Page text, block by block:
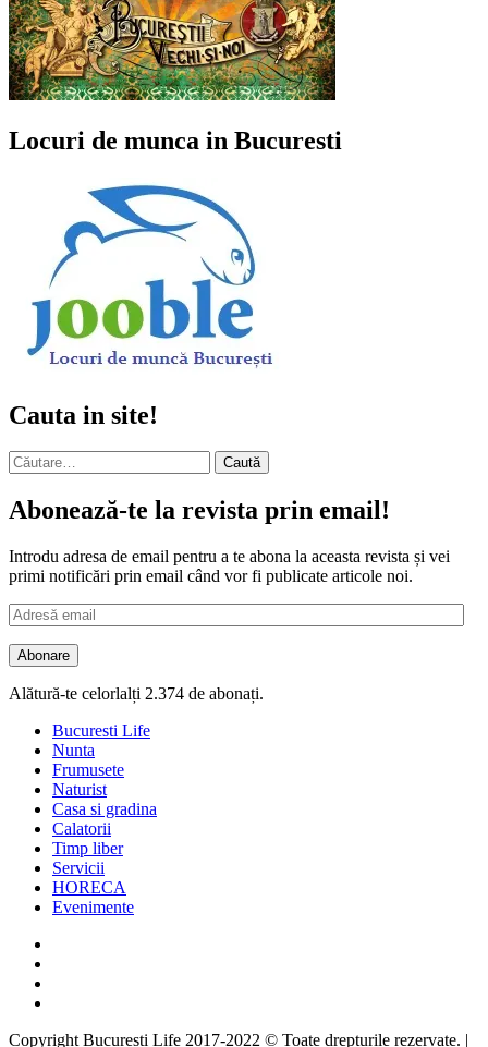
Locuri de munca in Bucuresti
Cauta in site!
Caută
după:
Abonează-te la revista prin email!
Introdu adresa de email pentru a te abona la aceasta revista și vei
primi notificări prin email când vor fi publicate articole noi.
Adresă
email
Abonare
Alătură-te celorlalți 2.374 de abonați.
Bucuresti Life
Nunta
Frumusete
Naturist
Casa si gradina
Calatorii
Timp liber
Servicii
HORECA
Evenimente
Copyright Bucuresti Life 2017-2022 © Toate drepturile rezervate. |